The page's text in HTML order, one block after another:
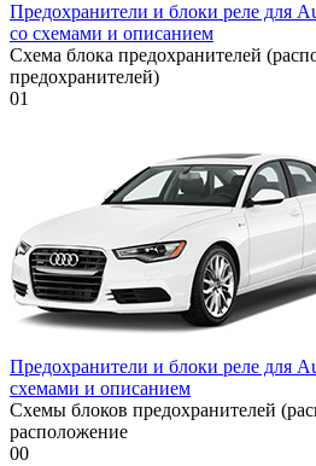
Предохранители и блоки реле для
со схемами и описанием
Схема блока предохранителей
предохранителей)
01
Предохранители и блоки реле для
схемами и описанием
Схемы блоков предохранителей
расположение
00